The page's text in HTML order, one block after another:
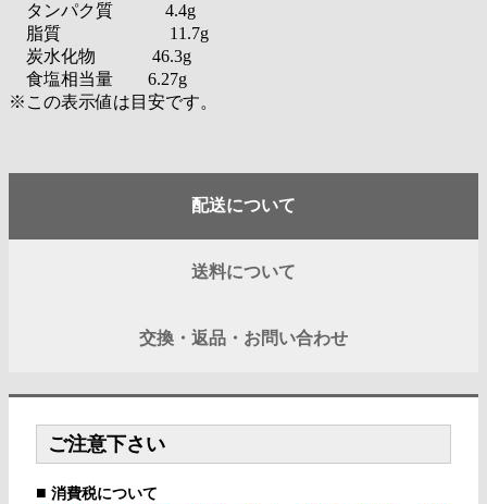
タンパク質 4.4g
脂質 11.7g
炭水化物 46.3g
食塩相当量 6.27g
※この表示値は目安です。
配送について
送料について
交換・返品・お問い合わせ
ご注意下さい
■ 消費税について